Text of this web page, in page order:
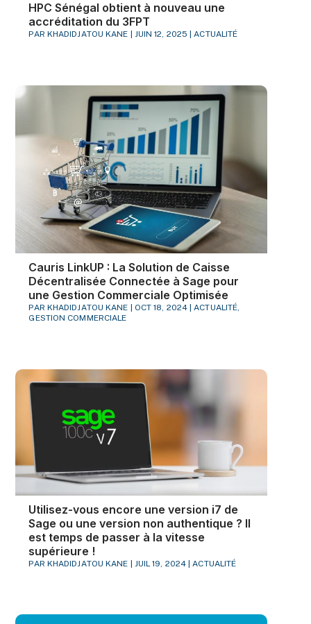
HPC Sénégal obtient à nouveau une
accréditation du 3FPT
PAR KHADIDJATOU KANE | JUIN 12, 2025 |ACTUALITÉ
Cauris LinkUP : La Solution de Caisse
Décentralisée Connectée à Sage pour
une Gestion Commerciale Optimisée
PAR KHADIDJATOU KANE | OCT 18, 2024|ACTUALITÉ,
GESTION COMMERCIALE
Utilisez-vous encore une version i7 de
Sage ou une version non authentique ? Il
est temps de passer à la vitesse
supérieure !
PAR KHADIDJATOU KANE | JUIL 19, 2024 | ACTUALITÉ